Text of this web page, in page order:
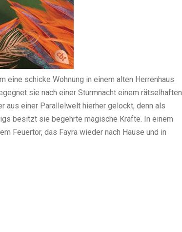
eine schicke Wohnung in einem alten Herrenhaus
sie nach einer Sturmnacht einem rätselhaften
aus einer Parallelwelt hierher gelockt, denn als
besitzt sie begehrte magische Kräfte. In einem
Feuertor, das Fayra wieder nach Hause und in